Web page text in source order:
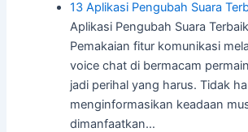
13 Aplikasi Pengubah Suara
Aplikasi Pengubah Suara
Pemakaian fitur komunikasi
voice chat di bermacam
jadi perihal yang harus. Tidak
menginformasikan keadaan
dimanfaatkan…